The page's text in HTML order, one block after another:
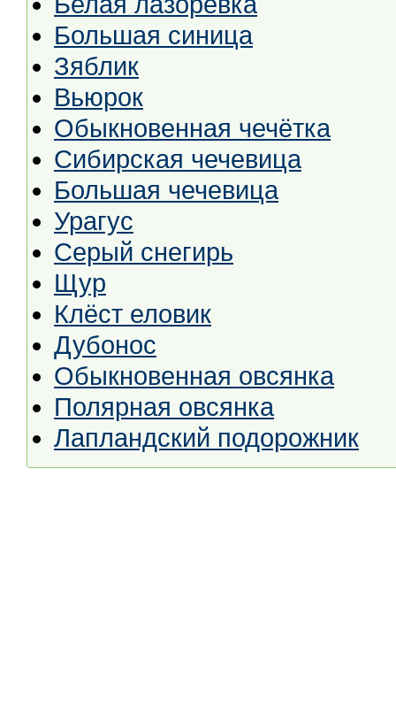
Большая синица
Зяблик
Вьюрок
Обыкновенная чечётка
Сибирская чечевица
Большая чечевица
Урагус
Серый снегирь
Щур
Клёст еловик
Дубонос
Обыкновенная овсянка
Полярная овсянка
Лапландский подорожник